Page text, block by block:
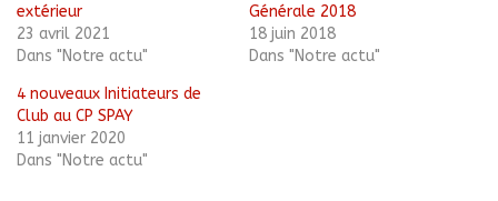
extérieur
23 avril 2021
Dans "Notre actu"
Générale 2018
18 juin 2018
Dans "Notre actu"
4 nouveaux Initiateurs de
Club au CP SPAY
11 janvier 2020
Dans "Notre actu"